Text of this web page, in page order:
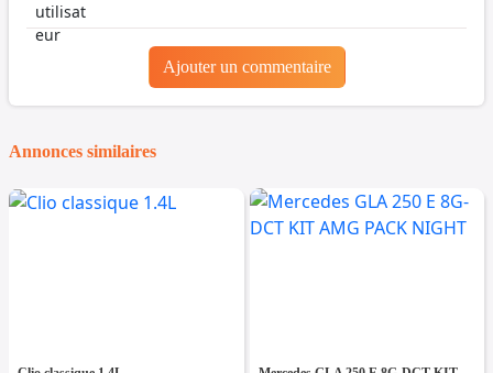
Ajouter un commentaire
Annonces similaires